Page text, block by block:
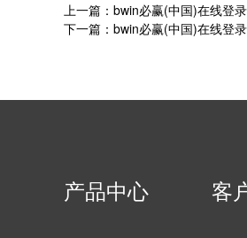
上一篇：bwin必赢(中国)在线登
下一篇：bwin必赢(中国)在线登
产品中心 客